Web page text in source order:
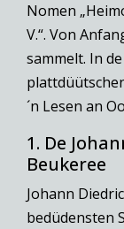
Nomen
V.“. Von
sammelt. In
´n Lesen an
1. De
Beukeree
Johann
bedüdensten